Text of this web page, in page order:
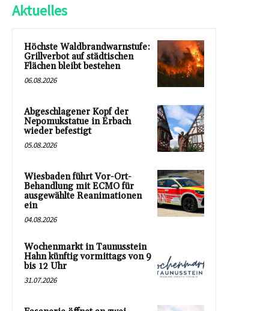
Aktuelles
Höchste Waldbrandwarnstufe:
Grillverbot auf städtischen
Flächen bleibt bestehen
06.08.2026
Abgeschlagener Kopf der
Nepomukstatue in Erbach
wieder befestigt
05.08.2026
Wiesbaden führt Vor-Ort-
Behandlung mit ECMO für
ausgewählte Reanimationen
ein
04.08.2026
Wochenmarkt in Taunusstein
Hahn künftig vormittags von 9
bis 12 Uhr
31.07.2026